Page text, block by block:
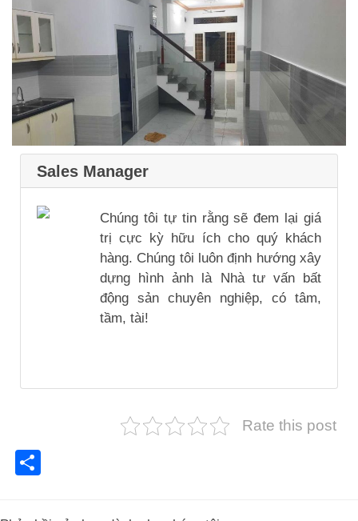
Sales Manager
Chúng tôi tự tin rằng sẽ đem lại giá
trị cực kỳ hữu ích cho quý khách
hàng. Chúng tôi luôn định hướng xây
dựng hình ảnh là Nhà tư vấn bất
động sản chuyên nghiệp, có tâm,
tầm, tài!
Rate this post